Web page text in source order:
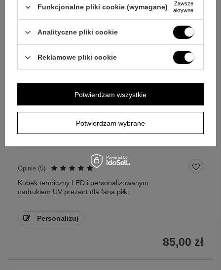
Opinie (5)
Kubek termiczny LED i personalizowanym
nadrukiem UV prezent dla fana piłki
Personalizuj
85,00 zł
Funkcjonalne pliki cookie (wymagane)
Zawsze
aktywne
Analityczne pliki cookie
Reklamowe pliki cookie
Potwierdzam wybrane
Potwierdzam wszystkie